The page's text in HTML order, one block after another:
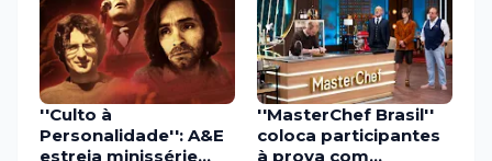
''Culto à
Personalidade'': A&E
estreia minissérie
''MasterChef Brasil''
coloca participantes
à prova com